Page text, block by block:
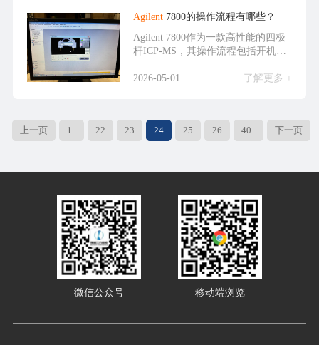
Agilent7800的操作流程有哪些？
Agilent 7800作为一款高性能的四极
杆ICP-MS，其操作流程包括开机
2026-05-01
了解更多 +
上一页 1.. 22 23 24 25 26 40.. 下一页
微信公众号 移动端浏览